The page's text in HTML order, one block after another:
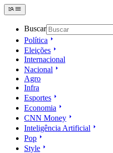
Buscar
Política
Eleições
Internacional
Nacional
Agro
Infra
Esportes
Economia
CNN Money
Inteligência Artificial
Pop
Style